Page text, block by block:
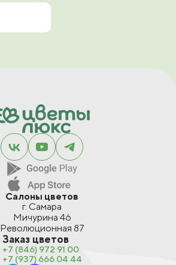
Салоны цветов
г. Самара
Мичурина 46
Революционная 87
Заказ цветов
+7 (846) 972 91 00
+7 (937) 666 04 44